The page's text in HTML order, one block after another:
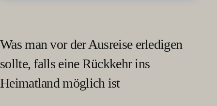
Was man vor der Ausreise erledigen
sollte, falls eine Rückkehr ins
Heimatland möglich ist